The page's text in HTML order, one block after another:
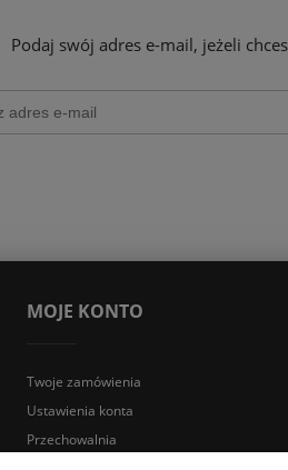
Podaj swój adres e-mail, jeżeli
MOJE KONTO
Twoje zamówienia
Ustawienia konta
Przechowalnia